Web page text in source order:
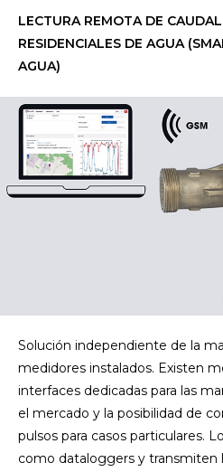
LECTURA REMOTA DE
RESIDENCIALES DE AGUA
AGUA)
Solución independiente de la
medidores instalados. Existen
interfaces dedicadas para las
el mercado y la posibilidad de
pulsos para casos particulares.
como dataloggers y transmiten